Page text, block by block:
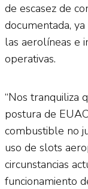
de escasez de
documentada,
las aerolíneas e
operativas.
“Nos tranquiliza
postura de
combustible no
uso de slots
circunstancias
funcionamiento